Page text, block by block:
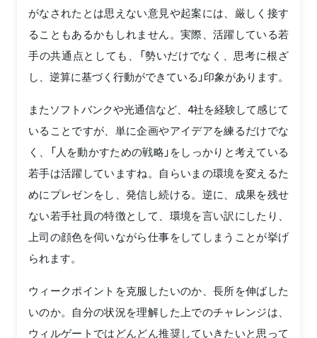
がなされたとは思えない意見や起案には、厳しく接す
ることもあるかもしれません。実際、活躍している若
手の共通点としても、「勢いだけでなく、思考に根ざ
し、逆算に基づく行動ができている」印象があります。
またソフトバンクや光通信など、4社を経験して感じて
いることですが、単に企画やアイデアを練るだけでな
く、「人を動かすための戦略」をしっかりと考えている
若手は活躍していますね。自らいまの環境を変えるた
めにプレゼンをし、発信し続ける。逆に、成果を残せ
ない若手社員の特徴として、環境を言い訳にしたり、
上司の顔色を伺いながら仕事をしてしまうことが挙げ
られます。
ウィークポイントを克服したいのか、長所を伸ばした
いのか。自分の状況を理解した上でのチャレンジは、
ウィルゲートではどんどん推奨していきたいと思って